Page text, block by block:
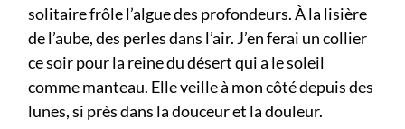
solitaire frôle l’algue des profondeurs. À la lisière
de l’aube, des perles dans l’air. J’en ferai un collier
ce soir pour la reine du désert qui a le soleil
comme manteau. Elle veille à mon côté depuis des
lunes, si près dans la douceur et la douleur.